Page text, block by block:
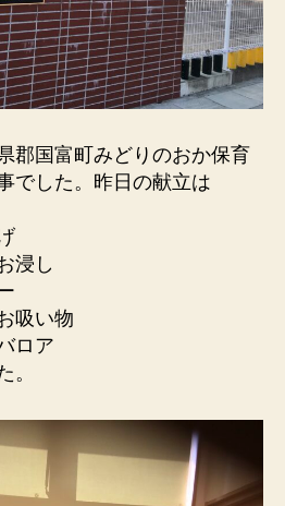
郡国富町みどりのおか保育
でした。昨日の献立は
浸し
吸い物
ロア
。